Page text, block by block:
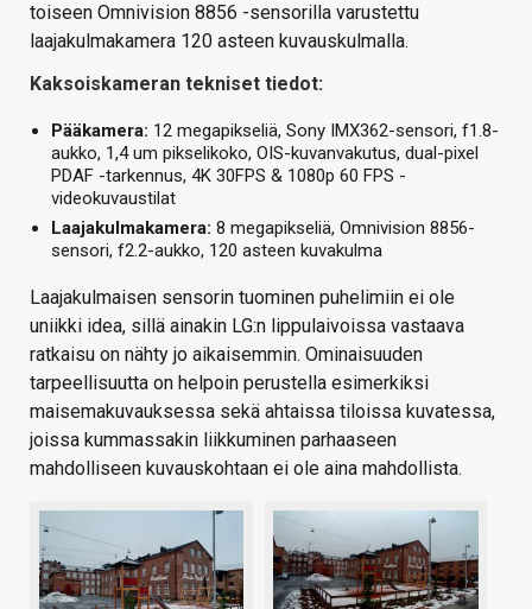
toiseen Omnivision 8856 -sensorilla varustettu
laajakulmakamera 120 asteen kuvauskulmalla.
Kaksoiskameran tekniset tiedot:
Pääkamera: 12 megapikseliä, Sony IMX362-sensori, f1.8-
aukko, 1,4 um pikselikoko, OIS-kuvanvakutus, dual-pixel
PDAF -tarkennus, 4K 30FPS & 1080p 60 FPS -
videokuvaustilat
Laajakulmakamera: 8 megapikseliä, Omnivision 8856-
sensori, f2.2-aukko, 120 asteen kuvakulma
Laajakulmaisen sensorin tuominen puhelimiin ei ole
uniikki idea, sillä ainakin LG:n lippulaivoissa vastaava
ratkaisu on nähty jo aikaisemmin. Ominaisuuden
tarpeellisuutta on helpoin perustella esimerkiksi
maisemakuvauksessa sekä ahtaissa tiloissa kuvatessa,
joissa kummassakin liikkuminen parhaaseen
mahdolliseen kuvauskohtaan ei ole aina mahdollista.